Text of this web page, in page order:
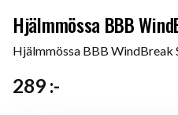
Hjälmmössa BBB
Hjälmmössa BBB WindBreak
289 :-